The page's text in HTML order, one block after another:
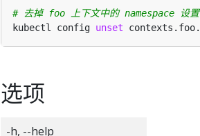
# 去掉 foo 上下文中的 namespace 设置
kubectl config unset
选项
-h, --help